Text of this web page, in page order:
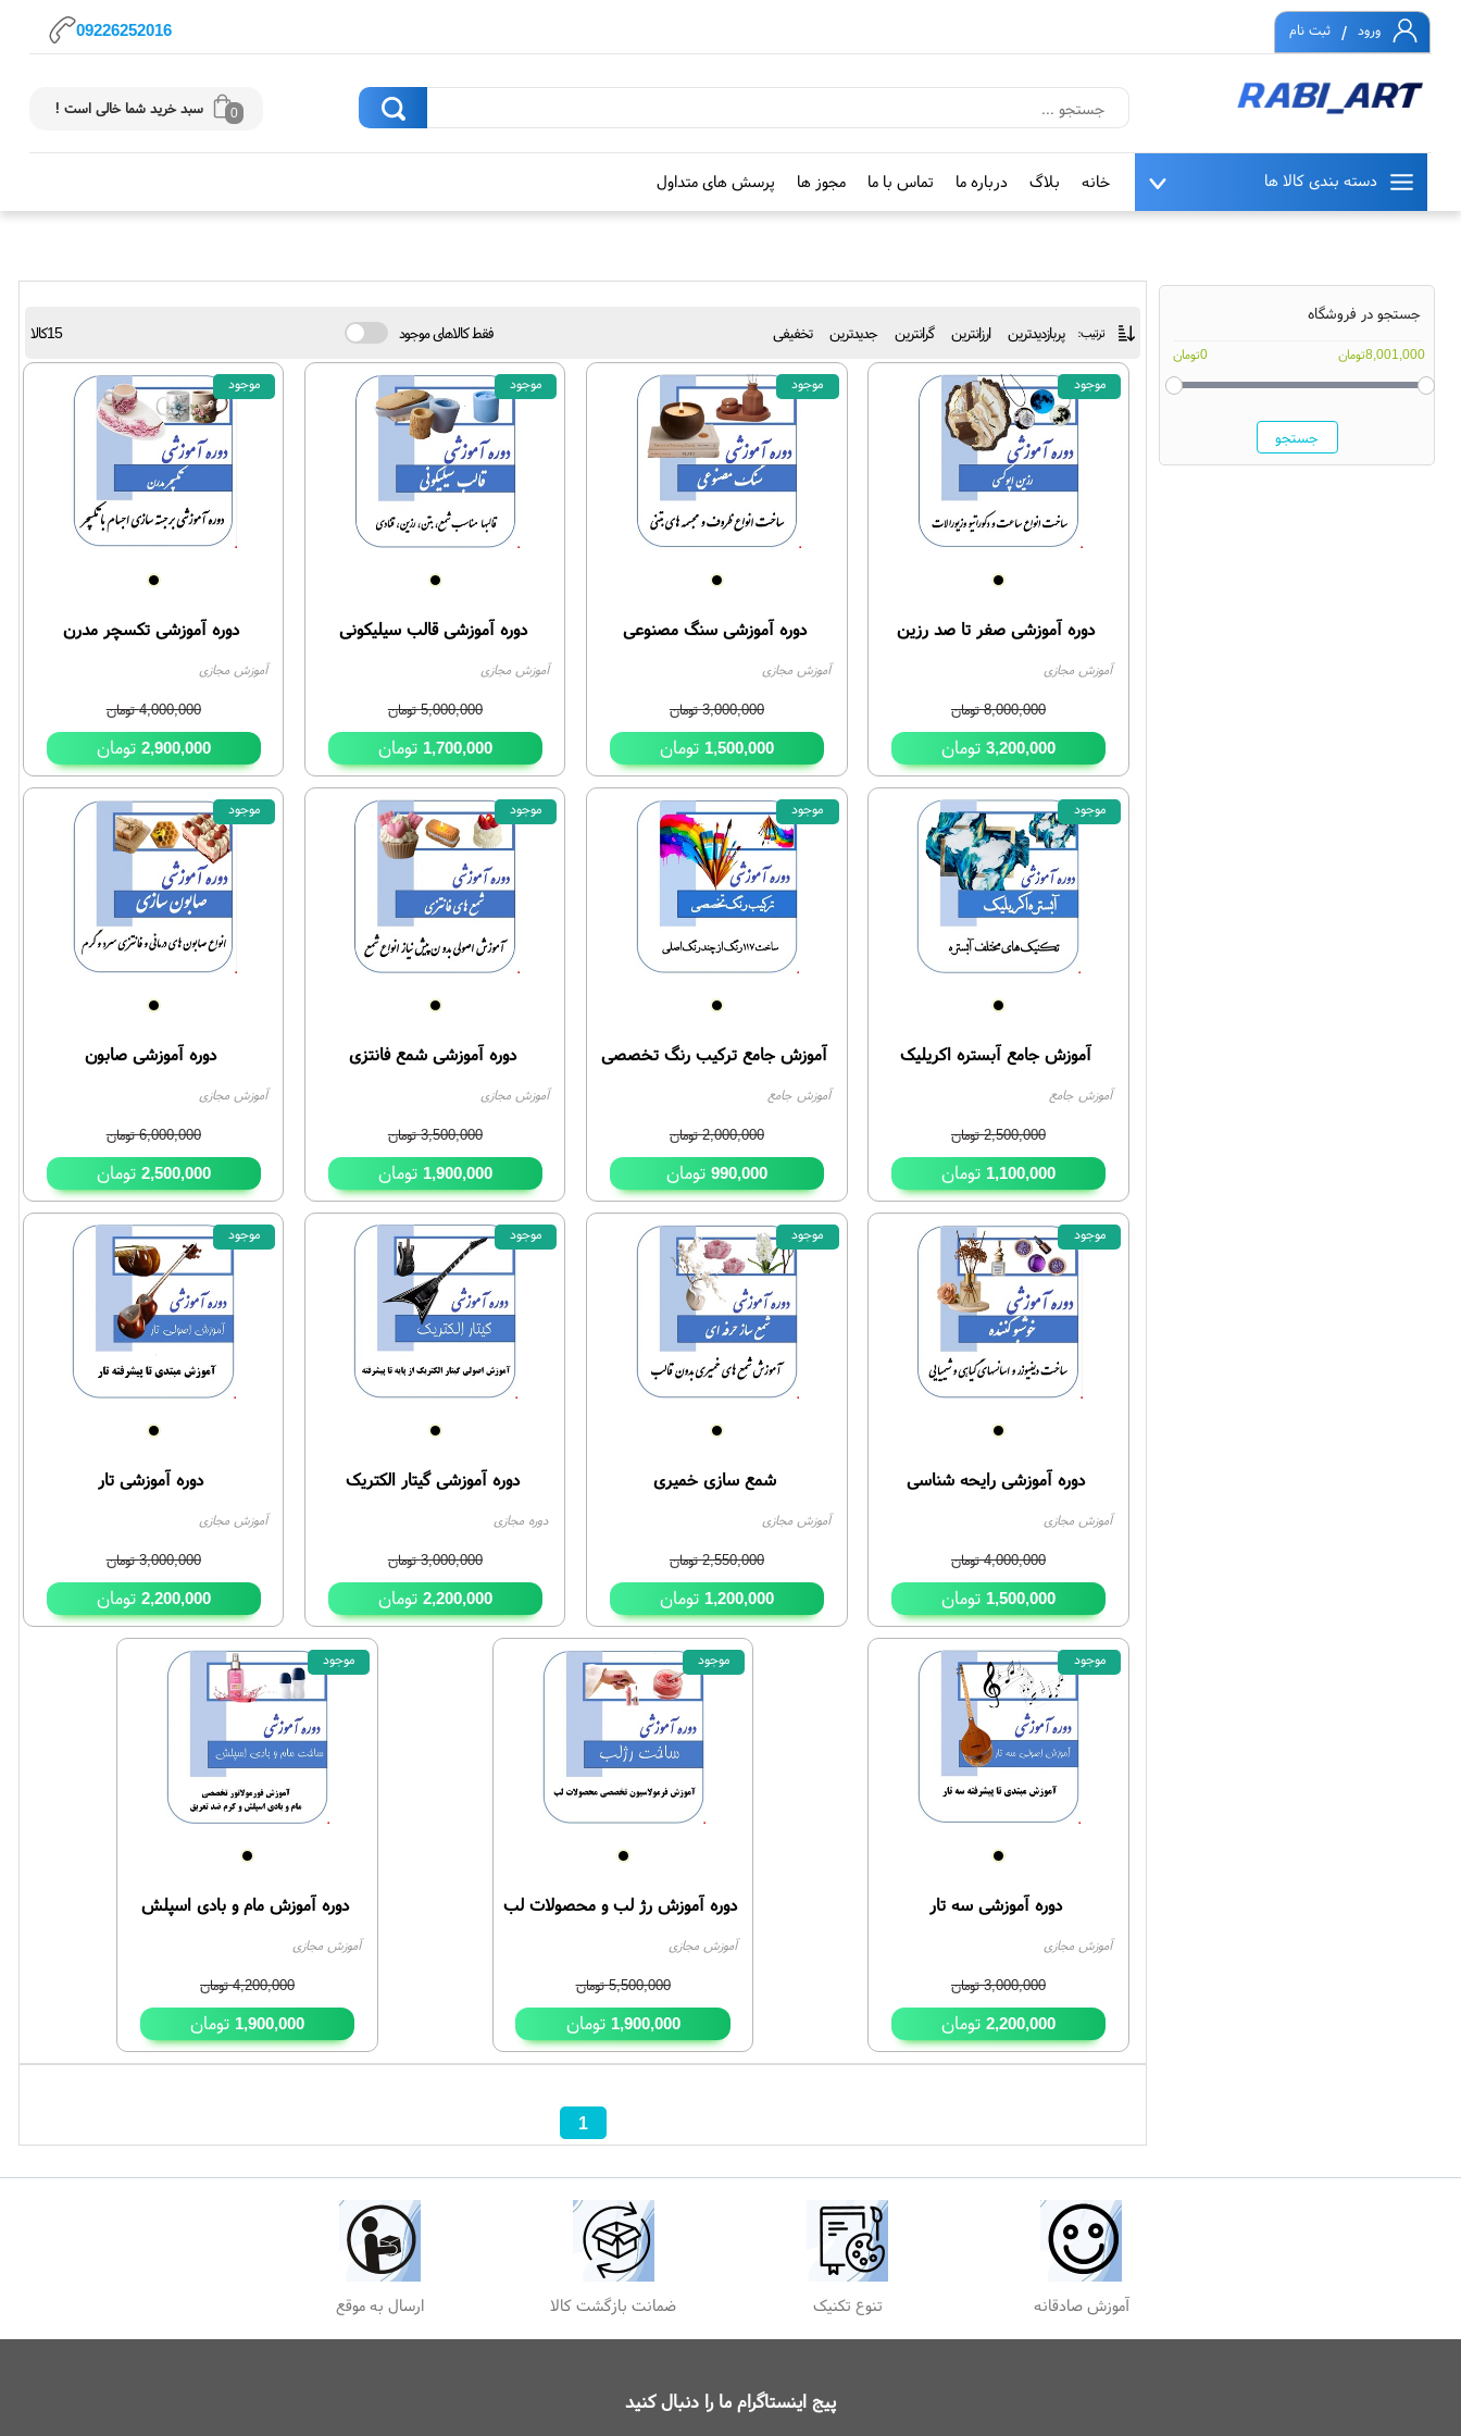
ورود / ثبت نام 09226252016
0 سبد خرید شما خالی است !
دسته بندی کالا ها خانه بلاگ درباره ما تماس با ما مجوز ها پرسش های متداول
جستجو در فروشگاه
8,001,000تومان 0تومان
جستجو
ترتیب: پربازدیدترین ارزانترین گرانترین جدیدترین تخفیفی فقط کالاهای موجود 15کالا
دوره آموزشی صفر تا صد رزین
آموزش مجازی
8,000,000تومان
3,200,000 تومان
موجود
50%
دوره آموزشی سنگ مصنوعی
آموزش مجازی
3,000,000تومان
1,500,000 تومان
موجود
دوره آموزشی قالب سیلیکونی
آموزش مجازی
5,000,000تومان
1,700,000 تومان
موجود
دوره آموزشی تکسچر مدرن
آموزش مجازی
4,000,000تومان
2,900,000 تومان
موجود
56%
آموزش جامع آبستره اکریلیک
آموزش جامع
2,500,000تومان
1,100,000 تومان
موجود
آموزش جامع ترکیب رنگ تخصصی
آموزش جامع
2,000,000تومان
990,000 تومان
موجود
46%
دوره آموزشی شمع فانتزی
آموزش مجازی
3,500,000تومان
1,900,000 تومان
موجود
دوره آموزشی صابون
آموزش مجازی
6,000,000تومان
2,500,000 تومان
موجود
63%
دوره آموزشی رایحه شناسی
آموزش مجازی
4,000,000تومان
1,500,000 تومان
موجود
53%
شمع سازی خمیری
آموزش مجازی
2,550,000تومان
1,200,000 تومان
موجود
27%
دوره آموزشی گیتار الکتریک
دوره مجازی
3,000,000تومان
2,200,000 تومان
موجود
دوره آموزشی تار
آموزش مجازی
3,000,000تومان
2,200,000 تومان
موجود
دوره آموزشی سه تار
آموزش مجازی
3,000,000تومان
2,200,000 تومان
موجود
دوره آموزش رژ لب و محصولات لب
آموزش مجازی
5,500,000تومان
1,900,000 تومان
موجود
دوره آموزش مام و بادی اسپلش
آموزش مجازی
4,200,000تومان
1,900,000 تومان
موجود
1
آموزش صادقانه تنوع تکنیک ضمانت بازگشت کالا ارسال به موقع
پیج اینستاگرام ما را دنبال کنید